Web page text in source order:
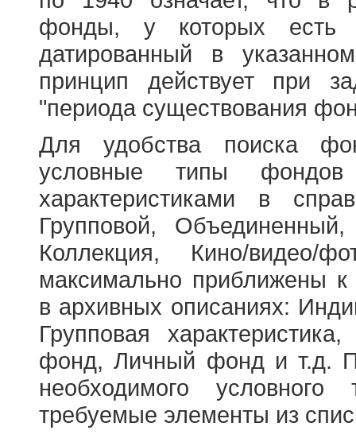
фонды, у которых есть
датированный в
принцип действует при
"периода существования
Для удобства поиска
условные типы
характеристиками в
Групповой,
Коллекция, Кино/
максимально приближены
в архивных описаниях:
Групповая
фонд, Личный фонд и т.д.
необходимого
требуемые элементы из